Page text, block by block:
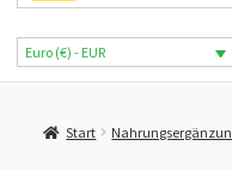
Euro (€) - EUR
Start